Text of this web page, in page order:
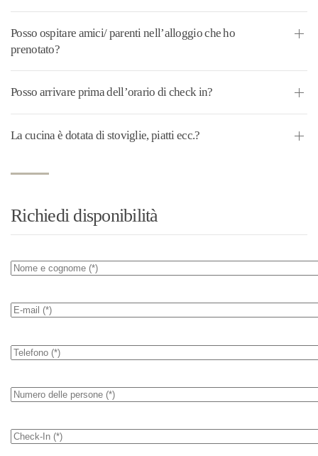
Posso ospitare amici/ parenti nell’alloggio che ho
prenotato?
Posso arrivare prima dell’orario di check in?
La cucina è dotata di stoviglie, piatti ecc.?
Richiedi disponibilità